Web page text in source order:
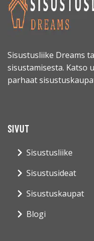
Sisustusliike Dreams
sisustamisesta. Katso
parhaat
SIVUT
Sisustusliike
Sisustusideat
Sisustuskaupat
Blogi